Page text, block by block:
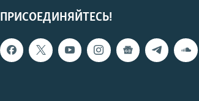
ПРИСОЕДИНЯЙТЕСЬ!